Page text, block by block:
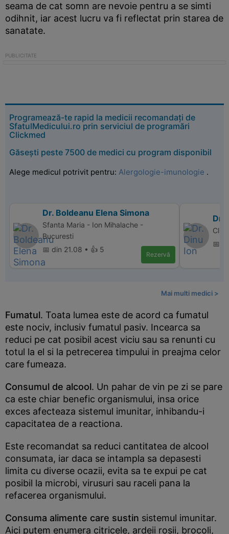
seama de cat somn are nevoie pentru a se simti
odihnit, iar acest lucru va fi reflectat prin starea de
sanatate.
Programează-te rapid la medicii recomandați de
SfatulMedicului.ro prin serviciul de programări
Clickmed
Găsești peste 7500 de medici cu program disponibil
Alege medicul potrivit pentru: Alergologie-imunologie .
Dr. Boldeanu Elena Simona
Sfanta Maria - Ion Mihalache -
Bucuresti
📅 din 21.08 • 👍 5
Rezervă
Dr.
📅
Mai multi medici >
Fumatul. Toata lumea este de acord ca fumatul
este nociv, inclusiv fumatul pasiv. Incearca sa
reduci pe cat posibil acest viciu sau sa renunti cu
totul la el si la petrecerea timpului in preajma celor
care fumeaza.
Consumul de alcool. Un pahar de vin pe zi se pare
ca este chiar benefic organismului, insa orice
exces afecteaza sistemul imunitar, inhibandu-i
capacitatea de a reactiona.
Este recomandat sa reduci cantitatea de alcool
consumata, iar daca se intampla sa depasesti
limita cu diverse ocazii, evita sa te expui pe cat
posibil la microbi, virusuri sau raceli pana la
refacerea organismului.
Consuma alimente care sustin sistemul imunitar.
Aici putem enumera citricele, ardeii rosii, brocoli,